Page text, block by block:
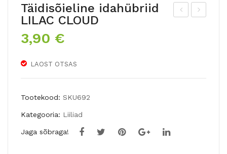
aas oku
Täidisõieline idahübriid
LILAC CLOUD
3,90 €
LAOST OTSAS
Tootekood: SKU692
Kategooria: Liiliad
Jaga sõbraga!